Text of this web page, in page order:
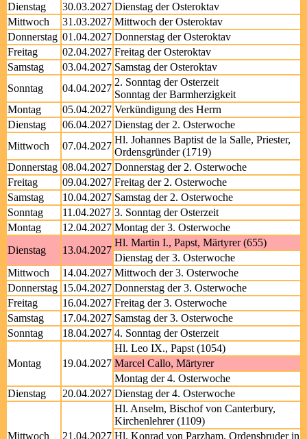
Dienstag
30.03.2027 Dienstag der Osteroktav
Mittwoch
31.03.2027 Mittwoch der Osteroktav
Donnerstag 01.04.2027 Donnerstag der Osteroktav
Freitag
02.04.2027 Freitag der Osteroktav
Samstag
03.04.2027 Samstag der Osteroktav
Sonntag
04.04.2027
2. Sonntag der Osterzeit
Sonntag der Barmherzigkeit
Montag
05.04.2027 Verkündigung des Herrn
Dienstag
06.04.2027 Dienstag der 2. Osterwoche
Mittwoch
07.04.2027
Hl. Johannes Baptist de la Salle, Priester,
Ordensgründer (1719)
Donnerstag 08.04.2027 Donnerstag der 2. Osterwoche
Freitag
09.04.2027 Freitag der 2. Osterwoche
Samstag
10.04.2027 Samstag der 2. Osterwoche
Sonntag
11.04.2027 3. Sonntag der Osterzeit
Montag
12.04.2027 Montag der 3. Osterwoche
Dienstag
13.04.2027
Hl. Martin I., Papst, Märtyrer (655)
Dienstag der 3. Osterwoche
Mittwoch
14.04.2027 Mittwoch der 3. Osterwoche
Donnerstag 15.04.2027 Donnerstag der 3. Osterwoche
Freitag
16.04.2027 Freitag der 3. Osterwoche
Samstag
17.04.2027 Samstag der 3. Osterwoche
Sonntag
18.04.2027 4. Sonntag der Osterzeit
Montag 19.04.2027
Hl. Leo IX., Papst (1054)
Marcel Callo, Märtyrer
Montag der 4. Osterwoche
Dienstag
20.04.2027 Dienstag der 4. Osterwoche
Mittwoch 21.04.2027
Hl. Anselm, Bischof von Canterbury,
Kirchenlehrer (1109)
Hl. Konrad von Parzham, Ordensbruder in